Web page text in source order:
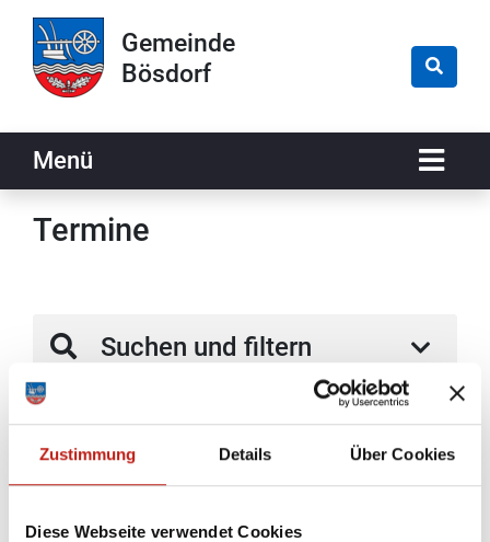
Zustimmung Details Über Cookies
Diese Webseite verwendet Cookies
Gemeinde
Bösdorf
Menü
Termine
Suchen und filtern
Sie haben Veranstaltungen nach den folgenden
Kriterien gefiltert: